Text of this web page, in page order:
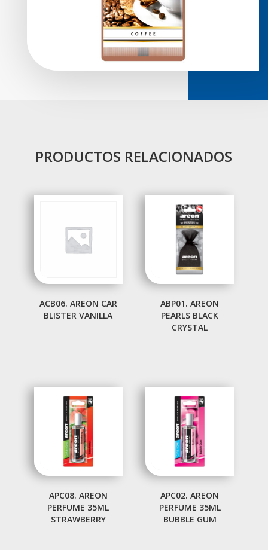
PRODUCTOS RELACIONADOS
ACB06. AREON CAR
BLISTER VANILLA
ABP01. AREON
PEARLS BLACK
CRYSTAL
APC08. AREON
PERFUME 35ML
STRAWBERRY
APC02. AREON
PERFUME 35ML
BUBBLE GUM